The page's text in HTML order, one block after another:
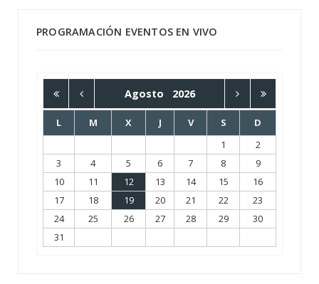
PROGRAMACIÓN EVENTOS EN VIVO
Agosto 2026
L M X J V S
D
1
2
3
4 5 6 7 8
9
10
11 12 13 14 15
16
17
18 19 20 21 22
23
24
25 26 27 28 29
30
31